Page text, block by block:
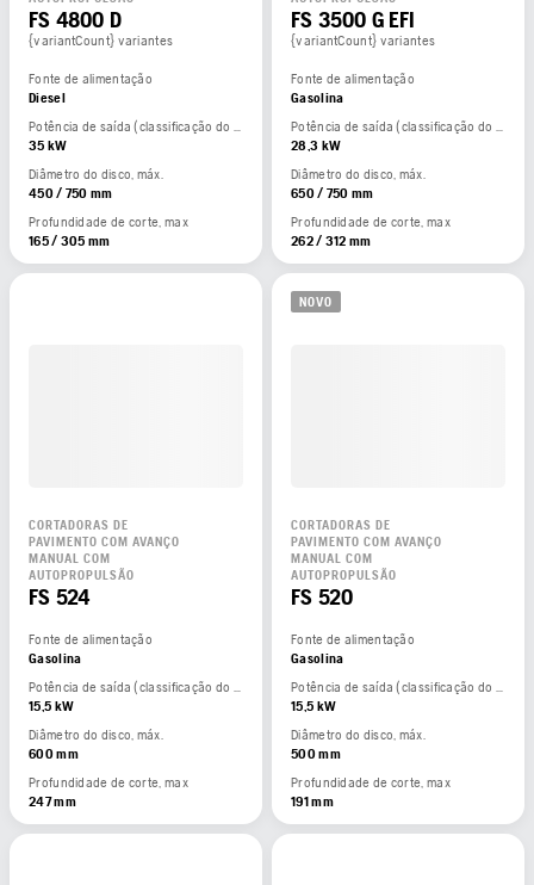
FS 4800 D
{variantCount} variantes
Fonte de alimentação
Diesel
Potência de saída (classificação do fabricante)
35 kW
Diâmetro do disco, máx.
450 / 750 mm
Profundidade de corte, max
165 / 305 mm
FS 3500 G EFI
{variantCount} variantes
Fonte de alimentação
Gasolina
Potência de saída (classificação do fabricante)
28,3 kW
Diâmetro do disco, máx.
650 / 750 mm
Profundidade de corte, max
262 / 312 mm
CORTADORAS DE
PAVIMENTO COM AVANÇO
MANUAL COM
AUTOPROPULSÃO
FS 524
Fonte de alimentação
Gasolina
Potência de saída (classificação do fabricante)
15,5 kW
Diâmetro do disco, máx.
600 mm
Profundidade de corte, max
247 mm
NOVO
CORTADORAS DE
PAVIMENTO COM AVANÇO
MANUAL COM
AUTOPROPULSÃO
FS 520
Fonte de alimentação
Gasolina
Potência de saída (classificação do fabricante)
15,5 kW
Diâmetro do disco, máx.
500 mm
Profundidade de corte, max
191 mm